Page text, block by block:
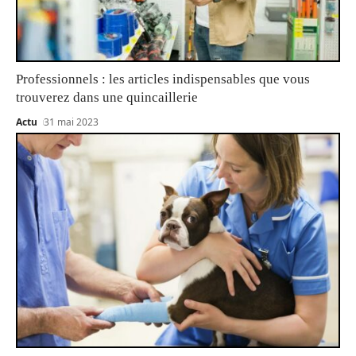
Professionnels : les articles indispensables que vous
trouverez dans une quincaillerie
Actu 31 mai 2023